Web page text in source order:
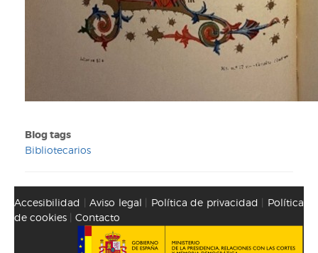
Blog tags
Bibliotecarios
Accesibilidad |Aviso legal Política de privacidad
Política
de cookies
Contacto